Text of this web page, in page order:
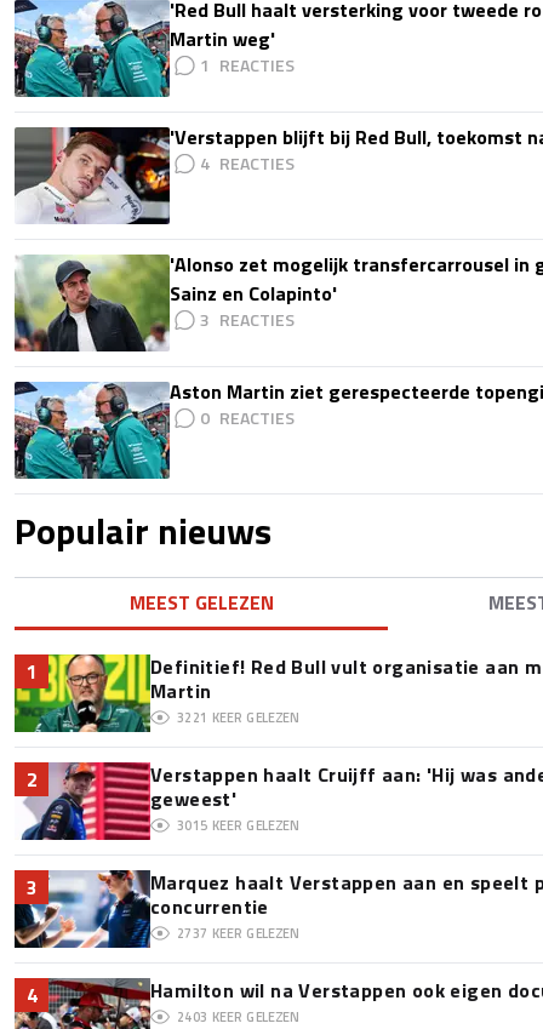
'Red Bull haalt versterking voor tweede
Martin weg'
1
'Verstappen blijft bij Red Bull, toekomst
4
'Alonso zet mogelijk transfercarrousel in
Sainz en Colapinto'
3
Aston Martin ziet gerespecteerde
0
Populair nieuws
MEEST GELEZEN
1
Definitief! Red Bull vult organisatie aan
Martin
3221 KEER GELEZEN
2
Verstappen haalt Cruijff aan: 'Hij was
geweest'
3015 KEER GELEZEN
3
Marquez haalt Verstappen aan en speelt
concurrentie
2737 KEER GELEZEN
4 Hamilton wil na Verstappen ook eigen
2403 KEER GELEZEN